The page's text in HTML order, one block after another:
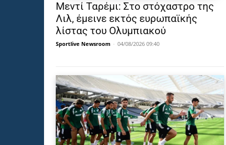
Μεντί Ταρέμι: Στο στόχαστρο της
Λιλ, έμεινε εκτός ευρωπαϊκής
λίστας του Ολυμπιακού
Sportlive Newsroom - 04/08/2026 09:40